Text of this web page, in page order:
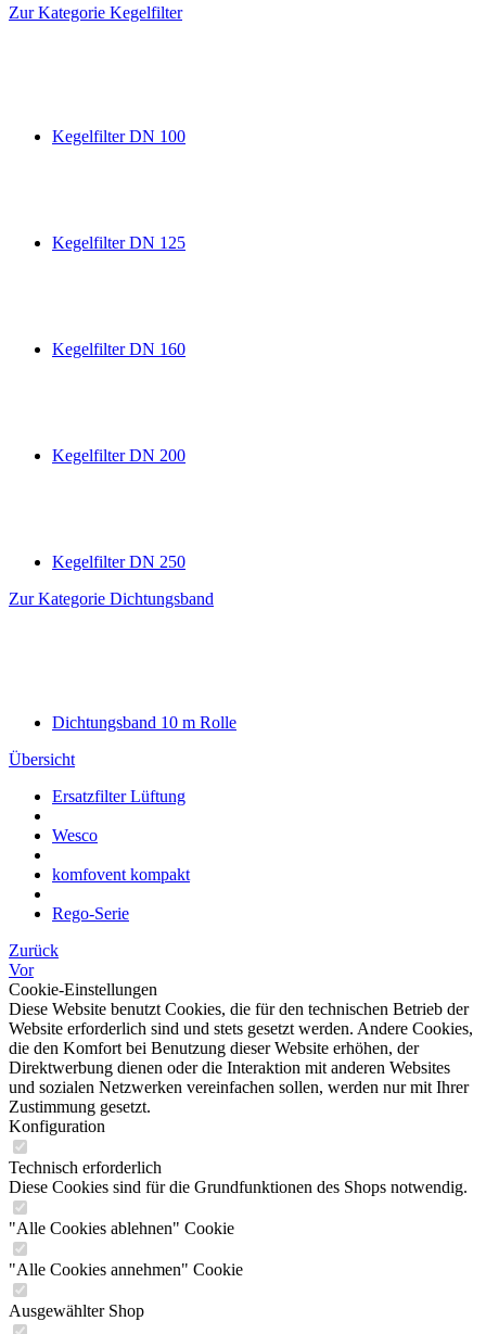
Zur Kategorie Kegelfilter
Kegelfilter DN 100
Kegelfilter DN 125
Kegelfilter DN 160
Kegelfilter DN 200
Kegelfilter DN 250
Zur Kategorie Dichtungsband
Dichtungsband 10 m Rolle
Übersicht
Ersatzfilter Lüftung
Wesco
komfovent kompakt
Rego-Serie
Zurück
Vor
Cookie-Einstellungen
Diese Website benutzt Cookies, die für den technischen Betrieb der
Website erforderlich sind und stets gesetzt werden. Andere Cookies,
die den Komfort bei Benutzung dieser Website erhöhen, der
Direktwerbung dienen oder die Interaktion mit anderen Websites
und sozialen Netzwerken vereinfachen sollen, werden nur mit Ihrer
Zustimmung gesetzt.
Konfiguration
Technisch erforderlich
Diese Cookies sind für die Grundfunktionen des Shops notwendig.
"Alle Cookies ablehnen" Cookie
"Alle Cookies annehmen" Cookie
Ausgewählter Shop